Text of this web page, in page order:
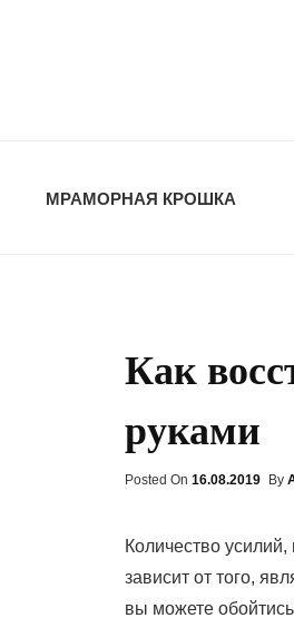
МРАМОРНАЯ КРОШКА
Как
руками
Posted On Posted
16.08.2019 By
Количество
зависит от того,
вы можете